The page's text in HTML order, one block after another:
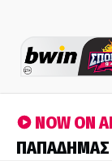
NOW ON
ΠΑΠΑΔΗΜΑΣ